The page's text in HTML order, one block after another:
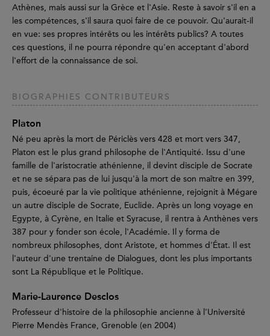
Athènes, mais aussi sur la Grèce et l'Asie. Reste à savoir s'il en a
les compétences, s'il saura quoi faire de ce pouvoir. Qu'aurait-il
en vue: ses propres intérêts ou les intérêts publics? A toutes
ces questions, il ne pourra répondre qu'en acceptant d'abord
l'effort de la connaissance de soi.
BIOGRAPHIES CONTRIBUTEURS
Platon
Né peu après la mort de Périclès vers 428 et mort vers 347,
Platon est le plus grand philosophe de l'Antiquité. Issu d'une
famille de l'aristocratie athénienne, il devint disciple de Socrate
et ne se sépara pas de lui jusqu'à la mort de son maître en 399,
puis, écoeuré par la vie politique athénienne, rejoignit à Mégare
un autre disciple de Socrate, Euclide. Après un long voyage en
Egypte, à Cyrène, en Italie et Syracuse, il rentra à Anthènes vers
387 pour y fonder son école, l'Académie. Il y forma de
nombreux philosophes, dont Aristote, et hommes d'État. Il est
l'auteur d'une trentaine de Dialogues, dont les plus importants
sont La République et le Politique.
Marie-Laurence Desclos
Professeur d'histoire de la philosophie ancienne à l'Université
Pierre Mendès France, Grenoble (en 2004)